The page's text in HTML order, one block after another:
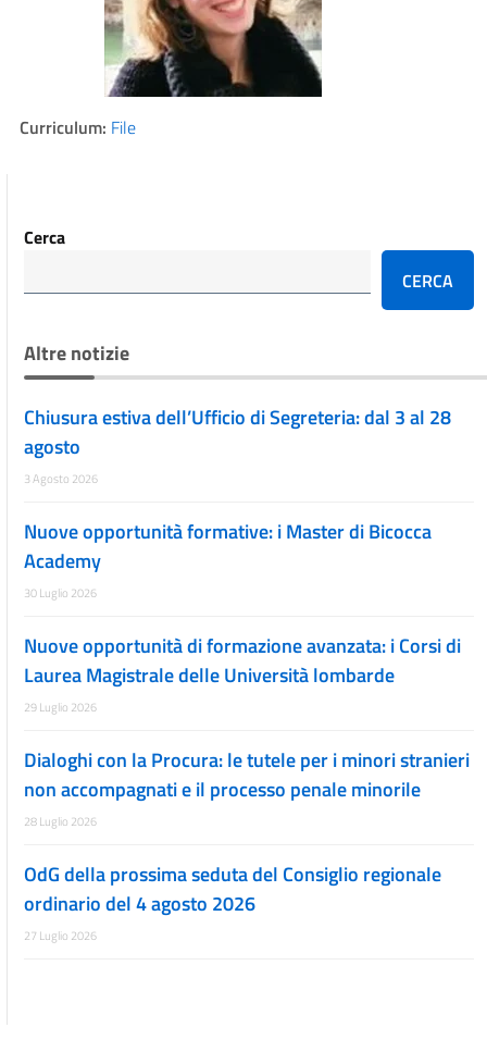
Curriculum: File
Cerca
CERCA
Altre notizie
Chiusura estiva dell’Ufficio di Segreteria: dal 3 al 28
agosto
3 Agosto 2026
Nuove opportunità formative: i Master di Bicocca
Academy
30 Luglio 2026
Nuove opportunità di formazione avanzata: i Corsi di
Laurea Magistrale delle Università lombarde
29 Luglio 2026
Dialoghi con la Procura: le tutele per i minori stranieri
non accompagnati e il processo penale minorile
28 Luglio 2026
OdG della prossima seduta del Consiglio regionale
ordinario del 4 agosto 2026
27 Luglio 2026